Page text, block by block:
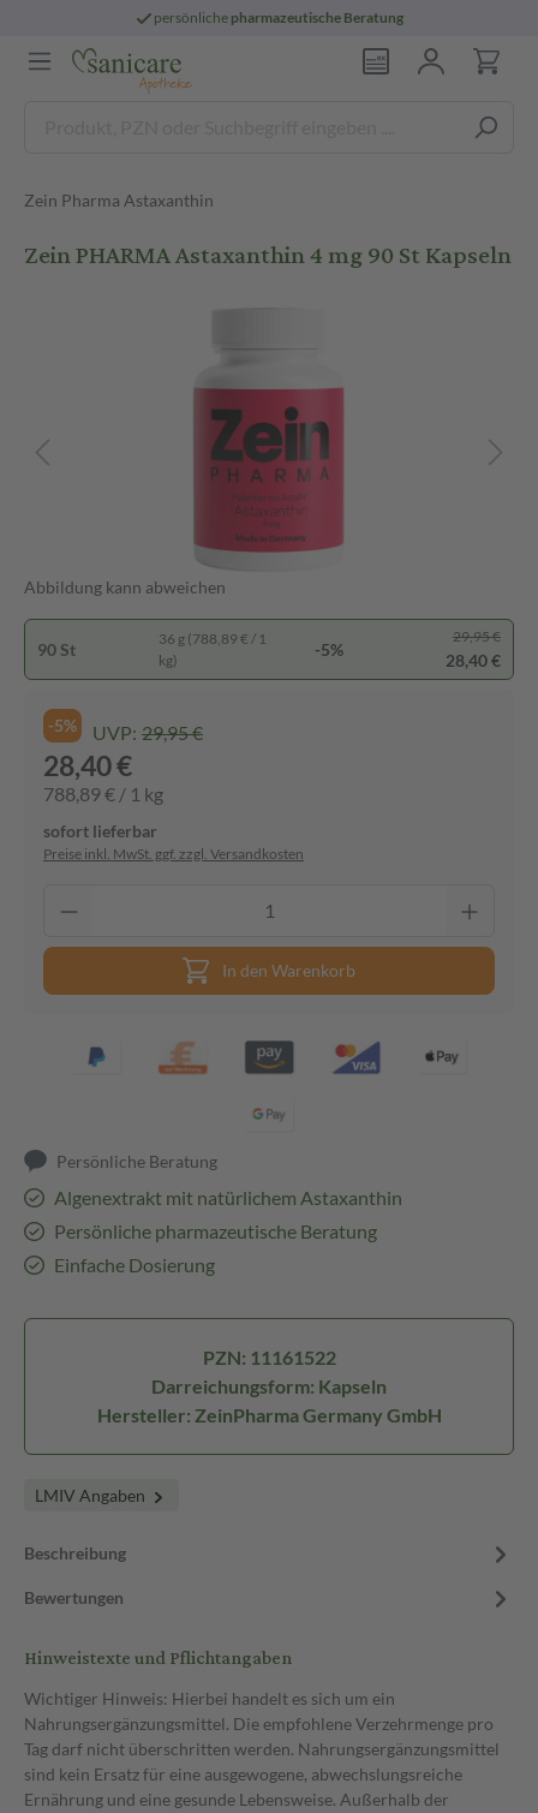
persönliche pharmazeutische Beratung
Zein Pharma Astaxanthin
Zein PHARMA Astaxanthin 4 mg 90 St Kapseln
Abbildung kann abweichen
90 St
36 g (788,89 € / 1
kg)
-5%
29,95 €
28,40 €
-5% UVP: 29,95 €
28,40 €
788,89 € / 1 kg
sofort lieferbar
Preise inkl. MwSt. ggf. zzgl. Versandkosten
In den Warenkorb
Persönliche Beratung
Algenextrakt mit natürlichem Astaxanthin
Persönliche pharmazeutische Beratung
Einfache Dosierung
PZN: 11161522
Darreichungsform: Kapseln
Hersteller: ZeinPharma Germany GmbH
LMIV Angaben
Beschreibung
Bewertungen
Hinweistexte und Pflichtangaben
Wichtiger Hinweis: Hierbei handelt es sich um ein
Nahrungsergänzungsmittel. Die empfohlene Verzehrmenge pro
Tag darf nicht überschritten werden. Nahrungsergänzungsmittel
sind kein Ersatz für eine ausgewogene, abwechslungsreiche
Ernährung und eine gesunde Lebensweise. Außerhalb der